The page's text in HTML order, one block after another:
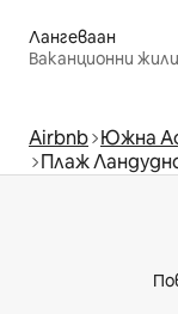
Лангеваан
Airbnb Южна
Плаж